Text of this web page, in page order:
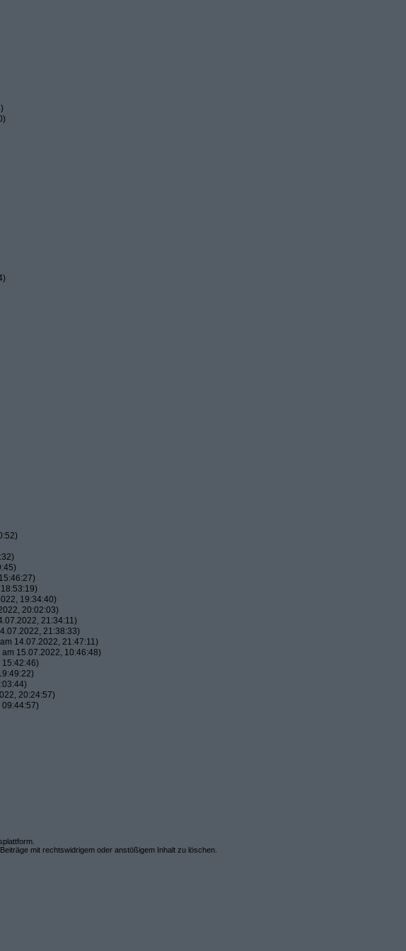
19:34:40)
20:02:03)
21:34:11)
21:38:33)
am 14.07.2022, 21:47:11)
am 15.07.2022, 10:46:48)
20:24:57)
mit rechtswidrigem oder anstößigem Inhalt zu löschen.